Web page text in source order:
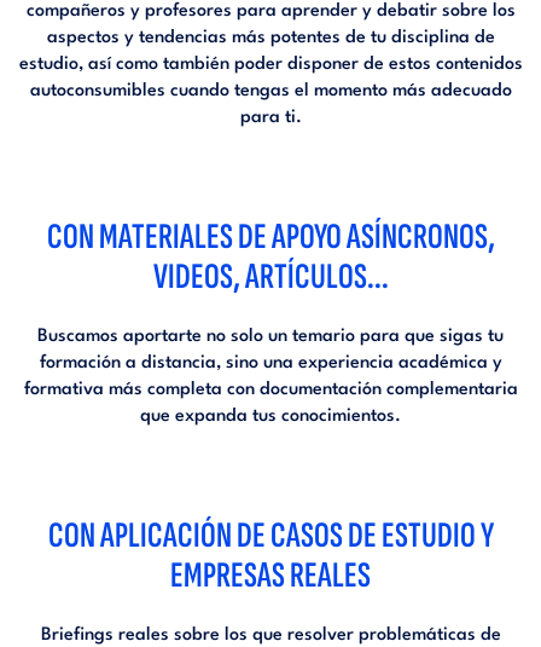
compañeros y profesores para aprender y debatir sobre los
aspectos y tendencias más potentes de tu disciplina de
estudio, así como también poder disponer de estos contenidos
autoconsumibles cuando tengas el momento más adecuado
para ti.
CON MATERIALES DE APOYO ASÍNCRONOS,
VIDEOS, ARTÍCULOS...
Buscamos aportarte no solo un temario para que sigas tu
formación a distancia, sino una experiencia académica y
formativa más completa con documentación complementaria
que expanda tus conocimientos.
CON APLICACIÓN DE CASOS DE ESTUDIO Y
EMPRESAS REALES
Briefings reales sobre los que resolver problemáticas de